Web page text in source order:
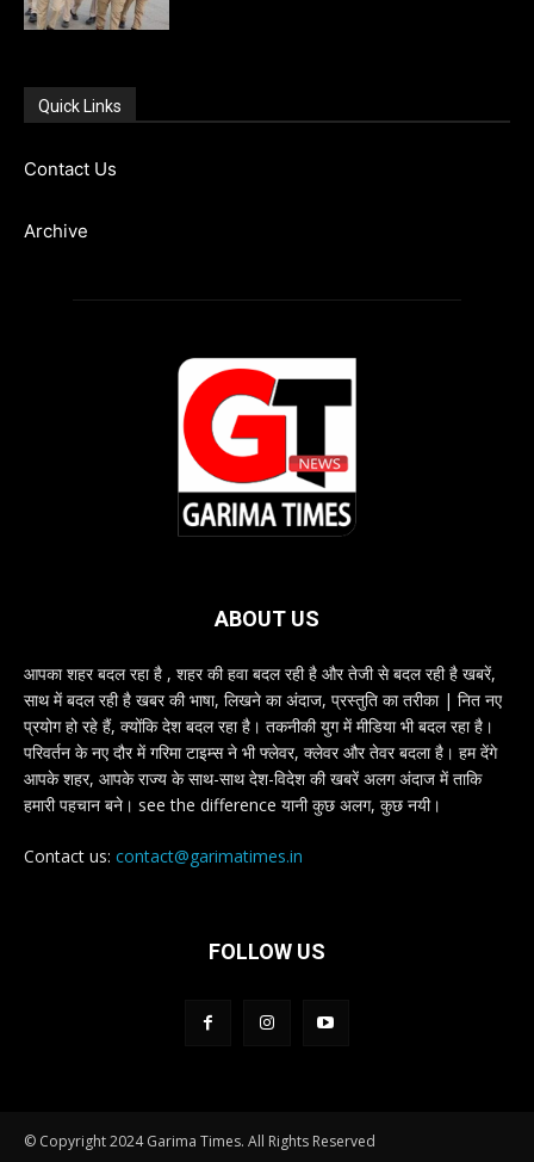
Quick Links
Contact Us
Archive
ABOUT US
आपका शहर बदल रहा है , शहर की हवा बदल रही है और तेजी से बदल रही है खबरें,
साथ में बदल रही है खबर की भाषा, लिखने का अंदाज, प्रस्तुति का तरीका | नित नए
प्रयोग हो रहे हैं, क्योंकि देश बदल रहा है। तकनीकी युग में मीडिया भी बदल रहा है।
परिवर्तन के नए दौर में गरिमा टाइम्स ने भी फ्लेवर, क्लेवर और तेवर बदला है। हम देंगे
आपके शहर, आपके राज्य के साथ-साथ देश-विदेश की खबरें अलग अंदाज में ताकि
हमारी पहचान बने। see the difference यानी कुछ अलग, कुछ नयी।
Contact us: contact@garimatimes.in
FOLLOW US
© Copyright 2024 Garima Times. All Rights Reserved